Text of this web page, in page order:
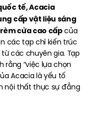
tế, Acacia
cấp vật liệu sáng
rèm cửa cao cấpcủa
các tạp chí kiến trúc
các chuyên gia. Tạp
rằng “việc lựa chọn
Acacia là yếu tố
nội thất thực sự đẳng